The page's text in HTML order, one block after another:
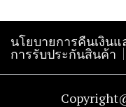
นโยบายการคืนเงิน
การรับประกันสินค้า